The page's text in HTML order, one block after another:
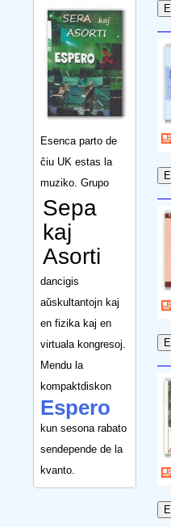
Esenca parto de
ĉiu UK estas la
muziko. Grupo
Sepa
kaj
Asorti
dancigis
aŭskultantojn kaj
en fizika kaj en
virtuala kongresoj.
Mendu la
kompaktdiskon
Espero
kun sesona rabato
sendepende de la
kvanto.